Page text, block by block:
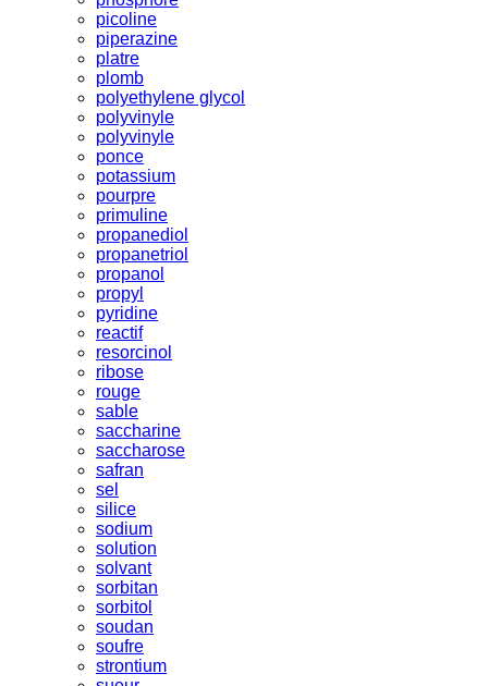
picoline
piperazine
platre
plomb
polyethylene glycol
polyvinyle
polyvinyle
ponce
potassium
pourpre
primuline
propanediol
propanetriol
propanol
propyl
pyridine
reactif
resorcinol
ribose
rouge
sable
saccharine
saccharose
safran
sel
silice
sodium
solution
solvant
sorbitan
sorbitol
soudan
soufre
strontium